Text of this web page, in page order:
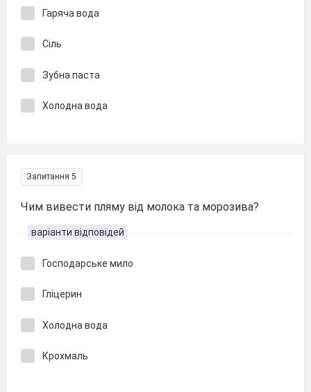
Гаряча вода
Сіль
Зубна паста
Холодна вода
Запитання 5
Чим вивести пляму від молока та морозива?
варіанти відповідей
Господарське мило
Гліцерин
Холодна вода
Крохмаль